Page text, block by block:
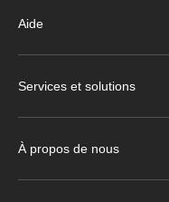
Aide
Services et solutions
À propos de nous